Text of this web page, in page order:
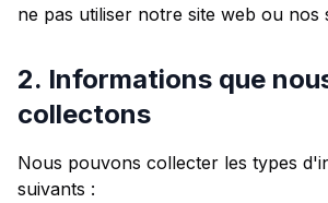
ne pas utiliser notre site web ou nos
2. Informations que
collectons
Nous pouvons collecter les types
suivants :